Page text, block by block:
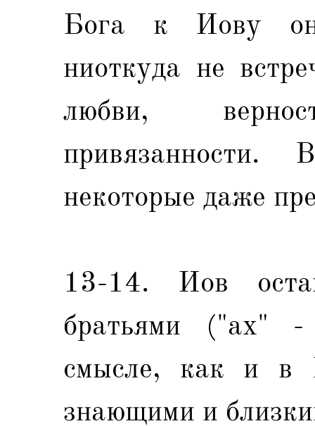
Бога к Иову
ниоткуда не
любви,
некоторые даже
13-14. Иов
братьями ("ах" -
смысле, как и
знающими и